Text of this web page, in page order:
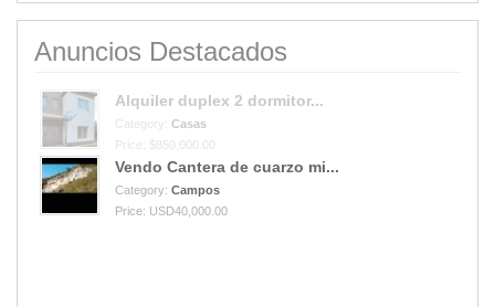
Anuncios Destacados
Alquiler duplex 2 dormitor...
Category: Casas
Price: $850,000.00
Vendo Cantera de cuarzo mi...
Category: Campos
Price: USD40,000.00